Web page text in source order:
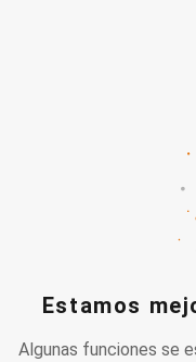
Estamos
Algunas funciones se